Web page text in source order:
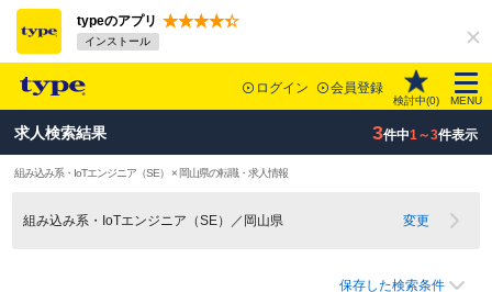
typeのアプリ
インストール
ログイン 会員登録
検討中(0) MENU
求人検索結果 3件中1～3件表示
組み込み系・IoTエンジニア（SE） × 岡山県の転職・求人情報
組み込み系・IoTエンジニア（SE）／岡山県 変更
保存した検索条件